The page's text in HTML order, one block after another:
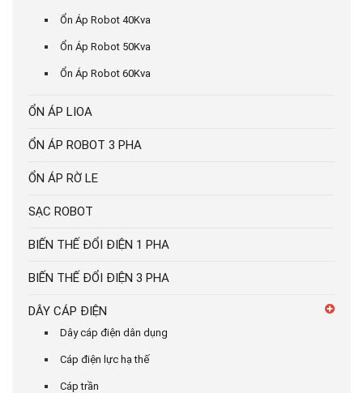
Ổn Áp Robot 40Kva
Ổn Áp Robot 50Kva
Ổn Áp Robot 60Kva
ỔN ÁP LIOA
ỔN ÁP ROBOT 3 PHA
ỔN ÁP RỜ LE
SẠC ROBOT
BIẾN THẾ ĐỔI ĐIỆN 1 PHA
BIẾN THẾ ĐỔI ĐIỆN 3 PHA
DÂY CÁP ĐIỆN
Dây cáp điện dân dụng
Cáp điện lực hạ thế
Cáp trần